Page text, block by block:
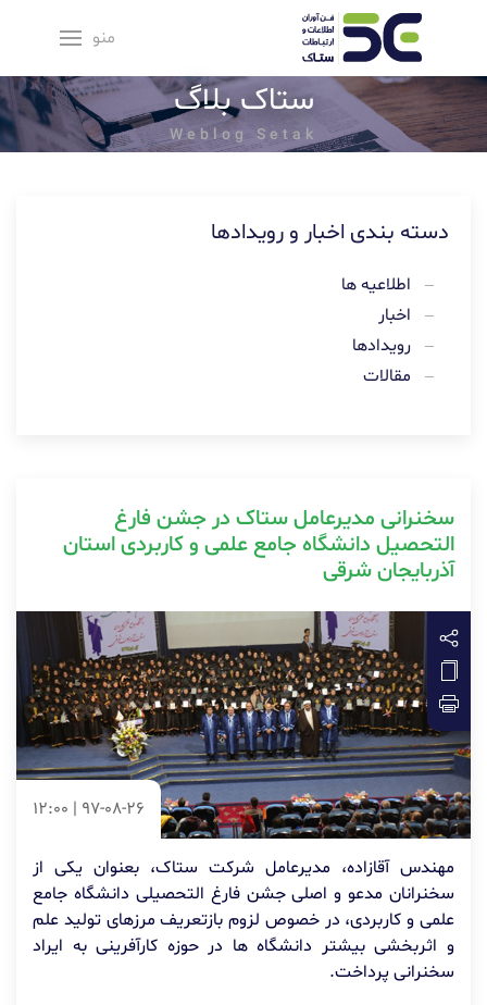
منو
ستاک بلاگ
Weblog Setak
دسته بندی اخبار و رویدادها
اطلاعیه ها
اخبار
رویدادها
مقالات
سخنرانی مدیرعامل ستاک در جشن فارغ
التحصیل دانشگاه جامع علمی و کاربردی استان
آذربایجان شرقی
97-08-26 | 12:00
مهندس آقازاده، مدیرعامل شرکت ستاک، بعنوان یکی از
سخنرانان مدعو و اصلی جشن فارغ التحصیلی دانشگاه جامع
علمی و کاربردی، در خصوص لزوم بازتعریف مرزهای تولید علم
و اثربخشی بیشتر دانشگاه ها در حوزه کارآفرینی به ایراد
سخنرانی پرداخت.